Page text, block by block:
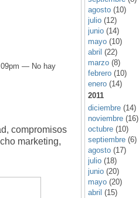
— No hay
compromisos
marketing,
agosto (10)
julio (12)
junio (14)
mayo (10)
abril (22)
marzo (8)
febrero (10)
enero (14)
2011
diciembre (14)
noviembre (16)
octubre (10)
septiembre (6)
agosto (17)
julio (18)
junio (20)
mayo (20)
abril (15)